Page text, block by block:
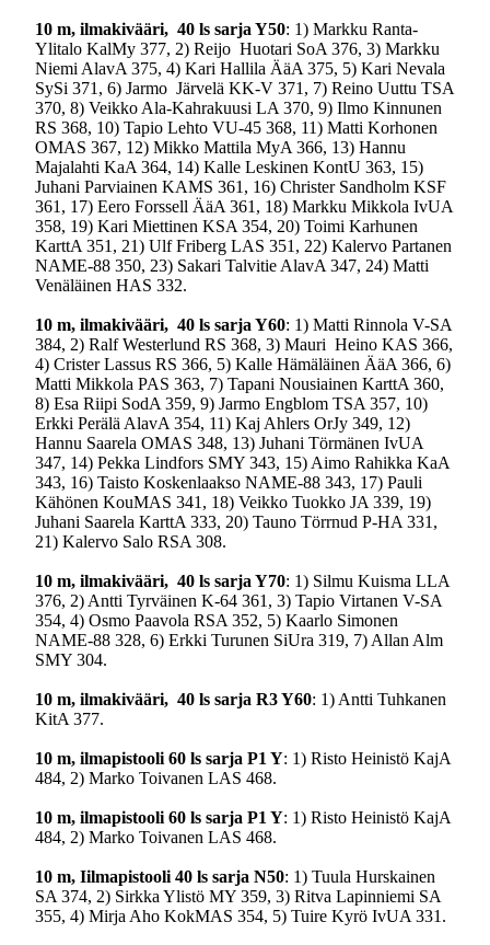
10 m, ilmakivääri, 40 ls sarja Y50: 1) Markku Ranta-
Ylitalo KalMy 377, 2) Reijo Huotari SoA 376, 3) Markku
Niemi AlavA 375, 4) Kari Hallila ÄäA 375, 5) Kari Nevala
SySi 371, 6) Jarmo Järvelä KK-V 371, 7) Reino Uuttu TSA
370, 8) Veikko Ala-Kahrakuusi LA 370, 9) Ilmo Kinnunen
RS 368, 10) Tapio Lehto VU-45 368, 11) Matti Korhonen
OMAS 367, 12) Mikko Mattila MyA 366, 13) Hannu
Majalahti KaA 364, 14) Kalle Leskinen KontU 363, 15)
Juhani Parviainen KAMS 361, 16) Christer Sandholm KSF
361, 17) Eero Forssell ÄäA 361, 18) Markku Mikkola IvUA
358, 19) Kari Miettinen KSA 354, 20) Toimi Karhunen
KarttA 351, 21) Ulf Friberg LAS 351, 22) Kalervo Partanen
NAME-88 350, 23) Sakari Talvitie AlavA 347, 24) Matti
Venäläinen HAS 332.
10 m, ilmakivääri, 40 ls sarja Y60: 1) Matti Rinnola V-SA
384, 2) Ralf Westerlund RS 368, 3) Mauri Heino KAS 366,
4) Crister Lassus RS 366, 5) Kalle Hämäläinen ÄäA 366, 6)
Matti Mikkola PAS 363, 7) Tapani Nousiainen KarttA 360,
8) Esa Riipi SodA 359, 9) Jarmo Engblom TSA 357, 10)
Erkki Perälä AlavA 354, 11) Kaj Ahlers OrJy 349, 12)
Hannu Saarela OMAS 348, 13) Juhani Törmänen IvUA
347, 14) Pekka Lindfors SMY 343, 15) Aimo Rahikka KaA
343, 16) Taisto Koskenlaakso NAME-88 343, 17) Pauli
Kähönen KouMAS 341, 18) Veikko Tuokko JA 339, 19)
Juhani Saarela KarttA 333, 20) Tauno Törrnud P-HA 331,
21) Kalervo Salo RSA 308.
10 m, ilmakivääri, 40 ls sarja Y70: 1) Silmu Kuisma LLA
376, 2) Antti Tyrväinen K-64 361, 3) Tapio Virtanen V-SA
354, 4) Osmo Paavola RSA 352, 5) Kaarlo Simonen
NAME-88 328, 6) Erkki Turunen SiUra 319, 7) Allan Alm
SMY 304.
10 m, ilmakivääri, 40 ls sarja R3 Y60: 1) Antti Tuhkanen
KitA 377.
10 m, ilmapistooli 60 ls sarja P1 Y: 1) Risto Heinistö KajA
484, 2) Marko Toivanen LAS 468.
10 m, ilmapistooli 60 ls sarja P1 Y: 1) Risto Heinistö KajA
484, 2) Marko Toivanen LAS 468.
10 m, Iilmapistooli 40 ls sarja N50: 1) Tuula Hurskainen
SA 374, 2) Sirkka Ylistö MY 359, 3) Ritva Lapinniemi SA
355, 4) Mirja Aho KokMAS 354, 5) Tuire Kyrö IvUA 331.